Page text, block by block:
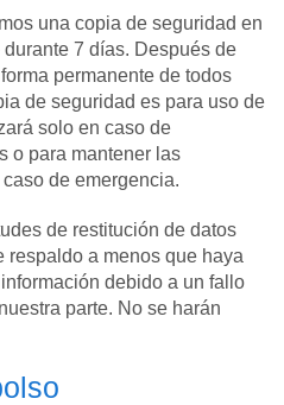
una copia de seguridad en
7 días. Después de
permanente de todos
de seguridad es para uso de
solo en caso de
o para mantener las
de emergencia.
de restitución de datos
respaldo a menos que haya
debido a un fallo
parte. No se harán